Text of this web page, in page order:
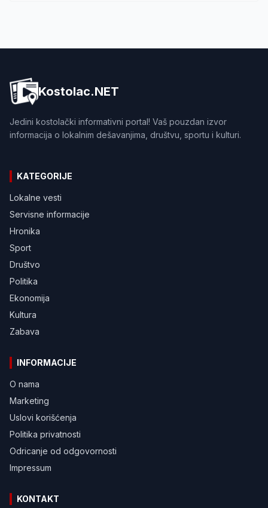
Kostolac.NET
Jedini kostolački informativni portal! Vaš pouzdan izvor
informacija o lokalnim dešavanjima, društvu, sportu i kulturi.
KATEGORIJE
Lokalne vesti
Servisne informacije
Hronika
Sport
Društvo
Politika
Ekonomija
Kultura
Zabava
INFORMACIJE
O nama
Marketing
Uslovi korišćenja
Politika privatnosti
Odricanje od odgovornosti
Impressum
KONTAKT